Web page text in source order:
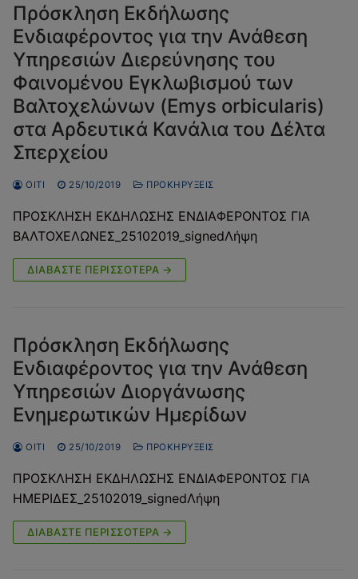
Πρόσκληση Εκδήλωσης
Ενδιαφέροντος για την Ανάθεση
Υπηρεσιών Διερεύνησης του
Φαινομένου Εγκλωβισμού των
Βαλτοχελώνων (Emys orbicularis)
στα Αρδευτικά Κανάλια του Δέλτα
Σπερχείου
OITI 25/10/2019 ΠΡΟΚΗΡΎΞΕΙΣ
ΠΡΟΣΚΛΗΣΗ ΕΚΔΗΛΩΣΗΣ ΕΝΔΙΑΦΕΡΟΝΤΟΣ ΓΙΑ
ΒΑΛΤΟΧΕΛΩΝΕΣ_25102019_signedΛήψη
ΔΙΑΒΆΣΤΕ ΠΕΡΙΣΣΌΤΕΡΑ →
Πρόσκληση Εκδήλωσης
Ενδιαφέροντος για την Ανάθεση
Υπηρεσιών Διοργάνωσης
Ενημερωτικών Ημερίδων
OITI 25/10/2019 ΠΡΟΚΗΡΎΞΕΙΣ
ΠΡΟΣΚΛΗΣΗ ΕΚΔΗΛΩΣΗΣ ΕΝΔΙΑΦΕΡΟΝΤΟΣ ΓΙΑ
ΗΜΕΡΙΔΕΣ_25102019_signedΛήψη
ΔΙΑΒΆΣΤΕ ΠΕΡΙΣΣΌΤΕΡΑ →